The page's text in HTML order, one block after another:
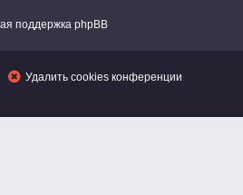
поддержка phpBB
Удалить cookies конференции